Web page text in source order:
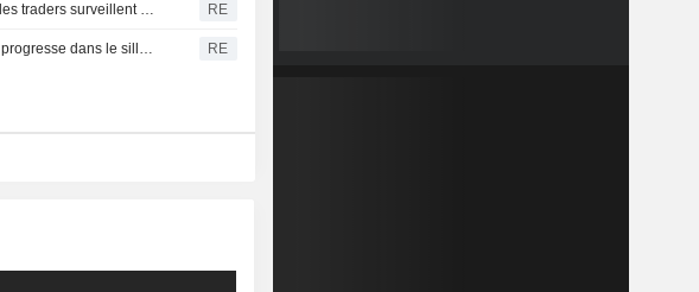
Le blé rebondit : les traders surveillent les tensions en mer Noire et le repli du dollar RE
Le blé européen progresse dans le sillage de Chicago, l'incertitude persiste en mer Noire RE